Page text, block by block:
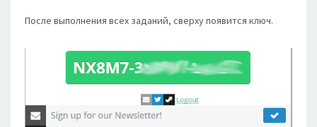
После выполнения всех заданий, сверху появится ключ.